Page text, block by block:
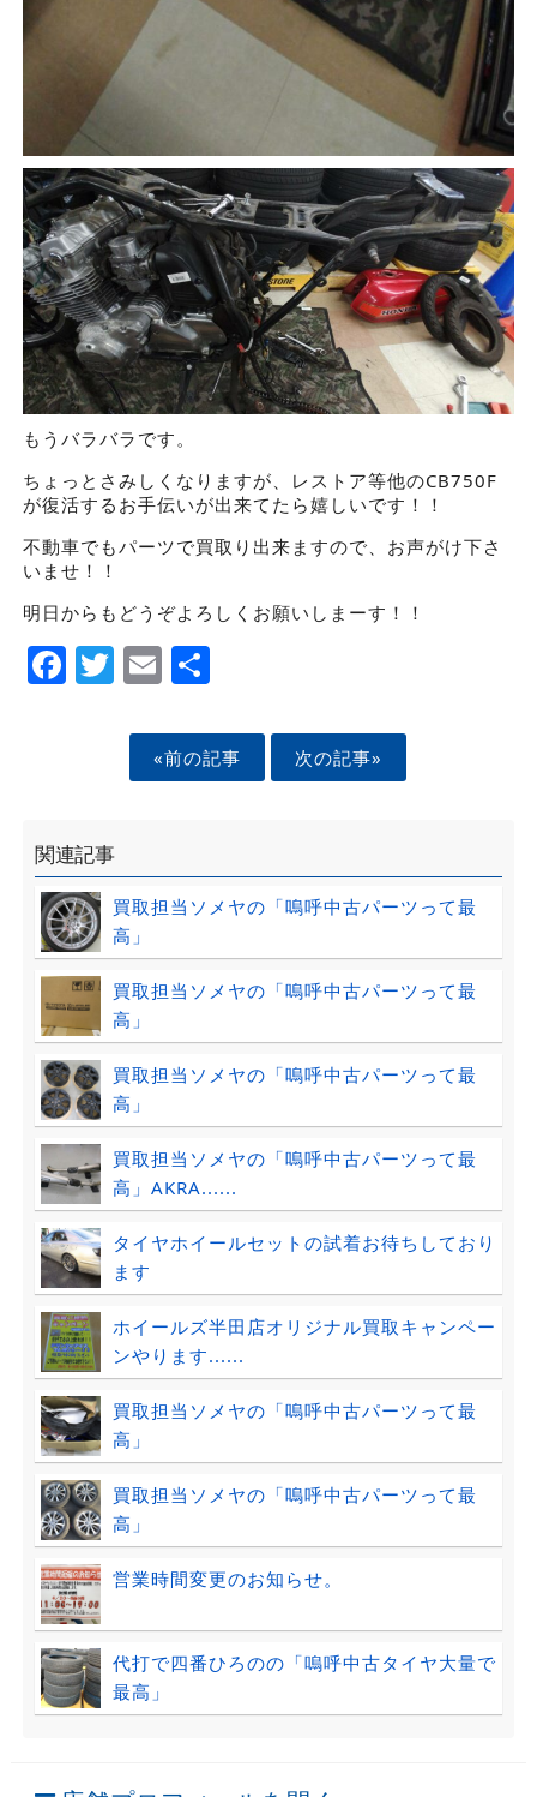
もうバラバラです。
ちょっとさみしくなりますが、レストア等他のCB750F
が復活するお手伝いが出来てたら嬉しいです！！
不動車でもパーツで買取り出来ますので、お声がけ下さ
いませ！！
明日からもどうぞよろしくお願いしまーす！！
Facebook
Twitter
EmailShare
«前の記事 次の記事»
関連記事
買取担当ソメヤの「嗚呼中古パーツって最
高」
買取担当ソメヤの「嗚呼中古パーツって最
高」
買取担当ソメヤの「嗚呼中古パーツって最
高」
買取担当ソメヤの「嗚呼中古パーツって最
高」AKRA......
タイヤホイールセットの試着お待ちしており
ます
ホイールズ半田店オリジナル買取キャンペー
ンやります......
買取担当ソメヤの「嗚呼中古パーツって最
高」
買取担当ソメヤの「嗚呼中古パーツって最
高」
営業時間変更のお知らせ。
代打で四番ひろのの「嗚呼中古タイヤ大量で
最高」